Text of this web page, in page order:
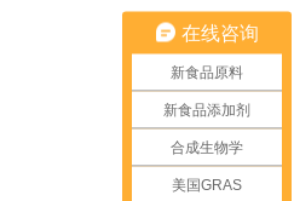
在线咨询
新食品原料
新食品添加剂
合成生物学
美国GRAS